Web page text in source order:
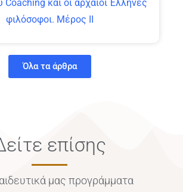
Coaching και οι αρχαίοι Έλληνες
φιλόσοφοι. Μέρος ΙΙ
Όλα τα άρθρα
επίσης
μας προγράμματα